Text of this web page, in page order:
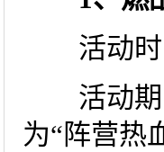
活动时
活动期间
为“阵营热